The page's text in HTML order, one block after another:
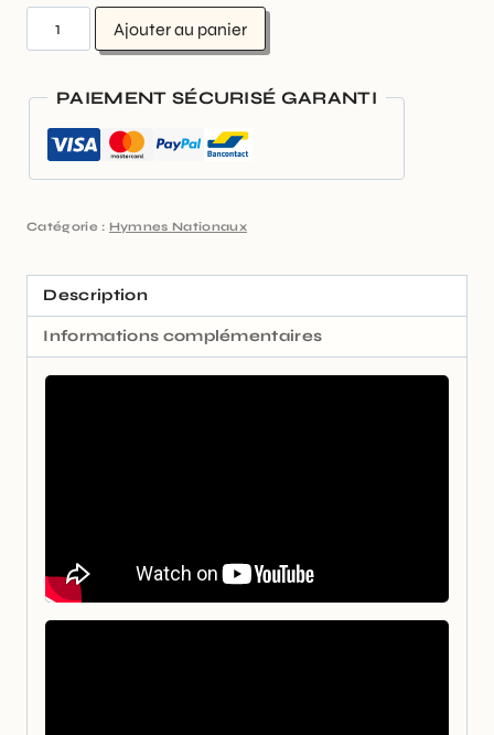
Ajouter au panier
PAIEMENT SÉCURISÉ GARANTI
Catégorie : Hymnes Nationaux
Description
Informations complémentaires